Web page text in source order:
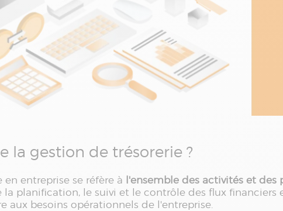
la gestion de trésorerie ?
entreprise se réfère à l'ensemble des activités et
la planification, le suivi et le contrôle des flux
aux besoins opérationnels de l'entreprise.